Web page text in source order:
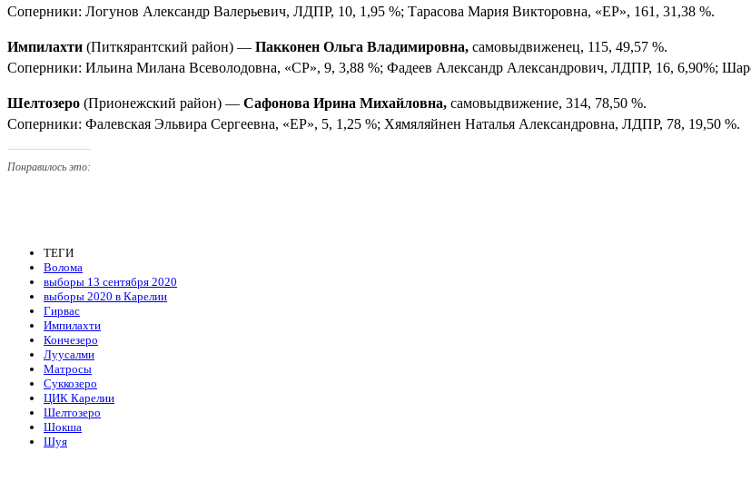
Соперники: Логунов Александр Валерьевич, ЛДПР, 10, 1,95 %; Тарасова Мария Викторовна, «ЕР», 161, 31,38 %.
Импилахти (Питкярантский район) — Пакконен Ольга Владимировна, самовыдвиженец, 115, 49,57 %.
Соперники: Ильина Милана Всеволодовна, «СР», 9, 3,88 %; Фадеев Александр Александрович, ЛДПР, 16, 6,90%;
Шелтозеро (Прионежский район) — Сафонова Ирина Михайловна, самовыдвижение, 314, 78,50 %.
Соперники: Фалевская Эльвира Сергеевна, «ЕР», 5, 1,25 %; Хямяляйнен Наталья Александровна, ЛДПР, 78, 19,50 %.
Понравилось это:
ТЕГИ
Волома
выборы 13 сентября 2020
выборы 2020 в Карелии
Гирвас
Импилахти
Кончезеро
Луусалми
Матросы
Суккозеро
ЦИК Карелии
Шелтозеро
Шокша
Шуя